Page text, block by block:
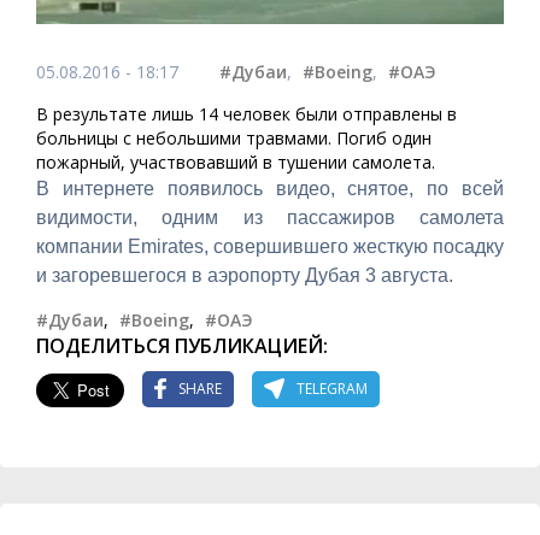
05.08.2016 - 18:17 #Дубаи, #Boeing, #ОАЭ
В результате лишь 14 человек были отправлены в
больницы с небольшими травмами. Погиб один
пожарный, участвовавший в тушении самолета.
В интернете появилось видео, снятое, по всей
видимости, одним из пассажиров самолета
компании Emirates, совершившего жесткую посадку
и загоревшегося в аэропорту Дубая 3 августа.
#Дубаи, #Boeing, #ОАЭ
ПОДЕЛИТЬСЯ ПУБЛИКАЦИЕЙ:
SHARE TELEGRAM